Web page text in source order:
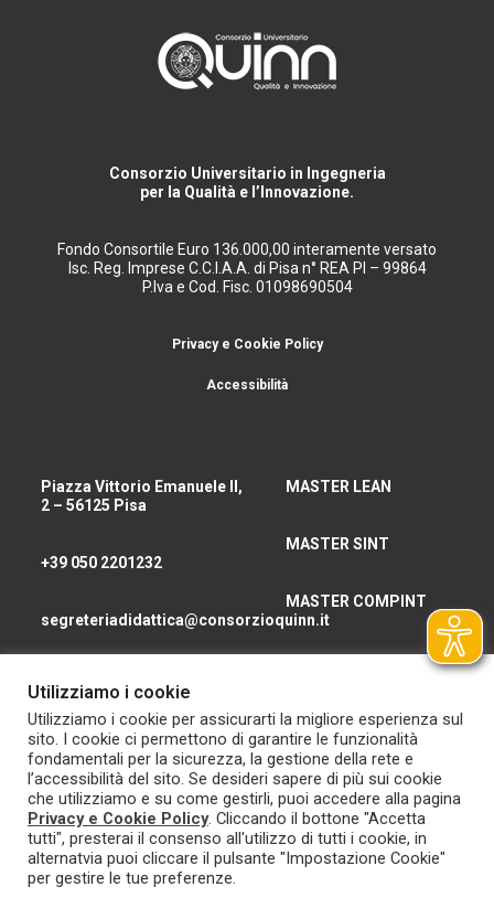
Consorzio Universitario in Ingegneria
per la Qualità e l’Innovazione.
Fondo Consortile Euro 136.000,00 interamente versato
Isc. Reg. Imprese C.C.I.A.A. di Pisa n° REA PI – 99864
P.Iva e Cod. Fisc. 01098690504
Privacy e Cookie Policy
Accessibilità
Piazza Vittorio Emanuele II,
2 – 56125 Pisa
+39 050 2201232
segreteriadidattica@consorzioquinn.it
MASTER LEAN
MASTER SINT
MASTER COMPINT
CONTATTI
Utilizziamo i cookie
Utilizziamo i cookie per assicurarti la migliore esperienza sul
sito. I cookie ci permettono di garantire le funzionalità
fondamentali per la sicurezza, la gestione della rete e
l’accessibilità del sito. Se desideri sapere di più sui cookie
che utilizziamo e su come gestirli, puoi accedere alla pagina
Privacy e Cookie Policy. Cliccando il bottone "Accetta
tutti", presterai il consenso all'utilizzo di tutti i cookie, in
alternatvia puoi cliccare il pulsante "Impostazione Cookie"
per gestire le tue preferenze.